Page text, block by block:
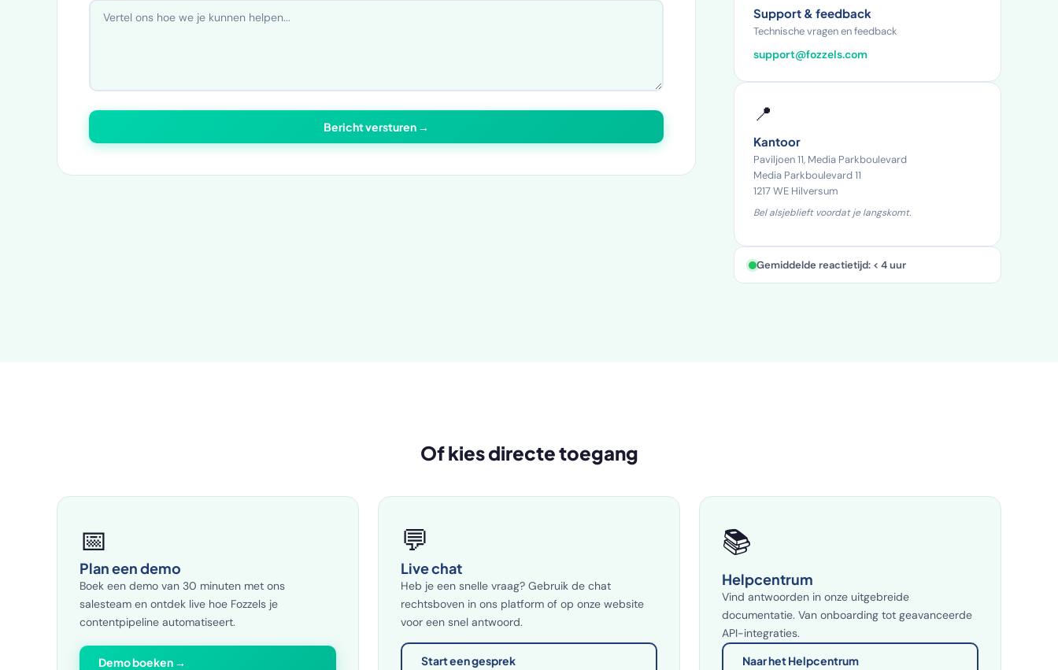
Bericht versturen →
Support & feedback
Technische vragen en feedback
support@fozzels.com
📍
Kantoor
Paviljoen 11, Media Parkboulevard
Media Parkboulevard 11
1217 WE Hilversum
Bel alsjeblieft voordat je langskomt.
Gemiddelde reactietijd: < 4 uur
Of kies directe toegang
📅
Plan een demo
Boek een demo van 30 minuten met ons
salesteam en ontdek live hoe Fozzels je
contentpipeline automatiseert.
Demo boeken →
💬
Live chat
Heb je een snelle vraag? Gebruik de chat
rechtsboven in ons platform of op onze website
voor een snel antwoord.
Start een gesprek
📚
Helpcentrum
Vind antwoorden in onze uitgebreide
documentatie. Van onboarding tot geavanceerde
API-integraties.
Naar het Helpcentrum